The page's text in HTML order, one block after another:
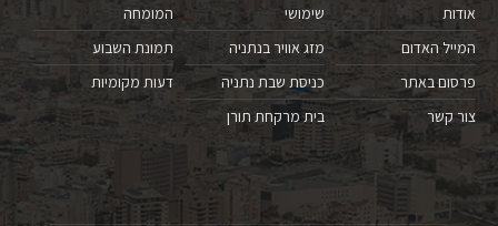
אודות
המייל האדום
פרסום באתר
צור קשר
שימושי
מזג אוויר בנתניה
כניסת שבת נתניה
בית מרקחת תורן
המומחה
תמונת השבוע
דעות מקומיות